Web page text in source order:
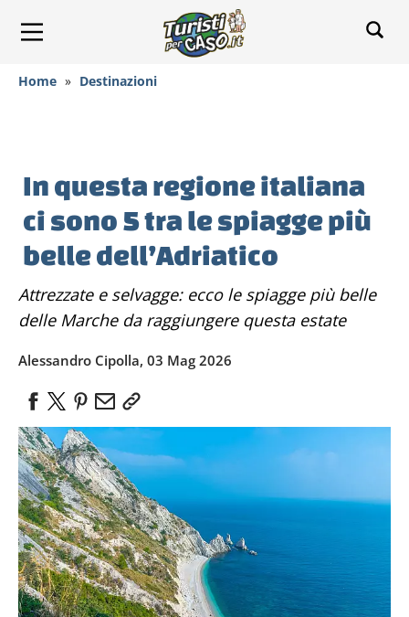
Home » Destinazioni
In questa regione italiana
ci sono 5 tra le spiagge più
belle dell’Adriatico
Attrezzate e selvagge: ecco le spiagge più belle
delle Marche da raggiungere questa estate
Alessandro Cipolla, 03 Mag 2026